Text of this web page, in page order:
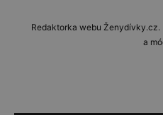
Redaktorka webu
a